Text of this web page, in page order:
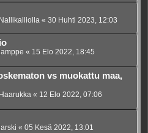
Nallikalliolla « 30 Huhti 2023, 12:03
« 15 Elo 2022, 18:45
vs muokattu maa,
Haarukka « 12 Elo 2022, 07:06
« 05 Kesä 2022, 13:01